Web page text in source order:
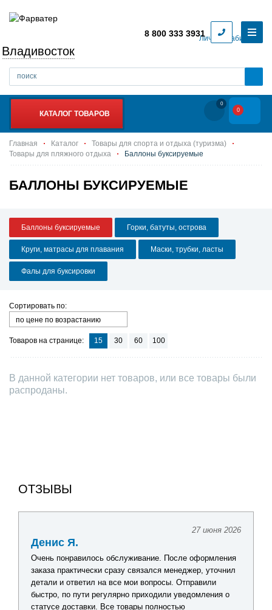
Личный кабинет
Владивосток
8 800 333 3931
КАТАЛОГ ТОВАРОВ
0
0
Главная Каталог
Товары для спорта и отдыха (туризма)
Товары для пляжного отдыха
Баллоны буксируемые
БАЛЛОНЫ БУКСИРУЕМЫЕ
Баллоны буксируемые Горки, батуты, острова
Круги, матрасы для плавания Маски, трубки, ласты
Фалы для буксировки
Сортировать по:
по цене по возрастанию
Товаров на странице: 15 30 60 100
В данной категории нет товаров, или все товары были
распроданы.
ОТЗЫВЫ
27 июня 2026
Денис Я.
Очень понравилось обслуживание. После оформления
заказа практически сразу связался менеджер, уточнил
детали и ответил на все мои вопросы. Отправили
быстро, по пути регулярно приходили уведомления о
статусе доставки. Все товары полностью